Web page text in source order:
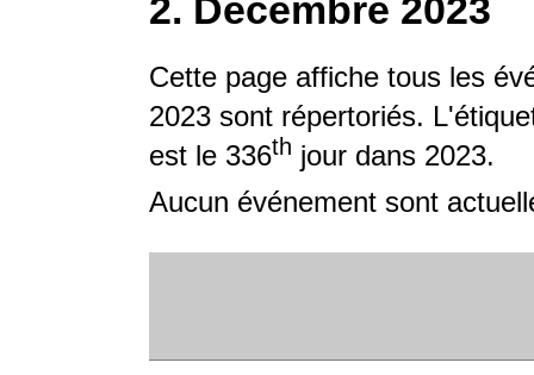
2. Décembre 2023
Cette page affiche tous les
2023 sont répertoriés.
est le 336th jour dans 2023.
Aucun événement sont